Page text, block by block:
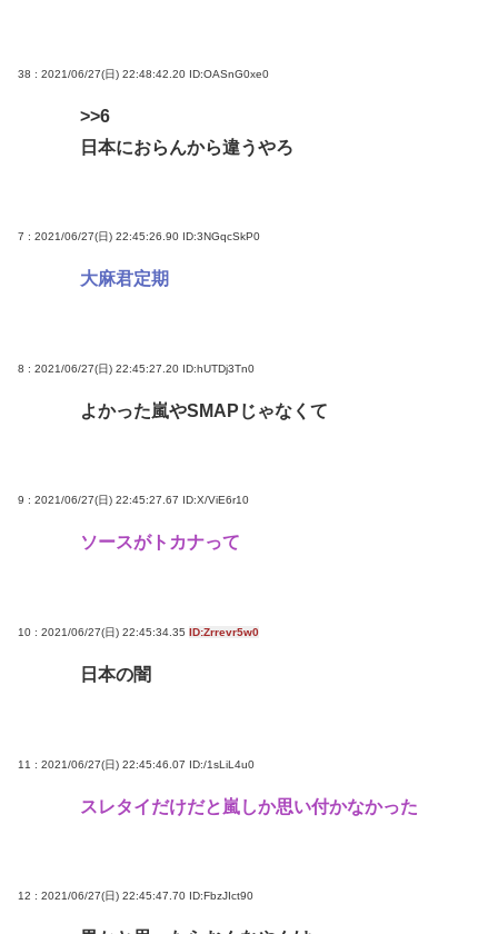
38 : 2021/06/27(日) 22:48:42.20 ID:OASnG0xe0
>>6
日本におらんから違うやろ
7 : 2021/06/27(日) 22:45:26.90 ID:3NGqcSkP0
大麻君定期
8 : 2021/06/27(日) 22:45:27.20 ID:hUTDj3Tn0
よかった嵐やSMAPじゃなくて
9 : 2021/06/27(日) 22:45:27.67 ID:X/ViE6r10
ソースがトカナって
10 : 2021/06/27(日) 22:45:34.35 ID:Zrrevr5w0
日本の闇
11 : 2021/06/27(日) 22:45:46.07 ID:/1sLiL4u0
スレタイだけだと嵐しか思い付かなかった
12 : 2021/06/27(日) 22:45:47.70 ID:FbzJIct90